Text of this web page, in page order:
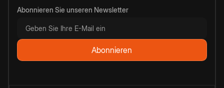
Abonnieren Sie unseren Newsletter